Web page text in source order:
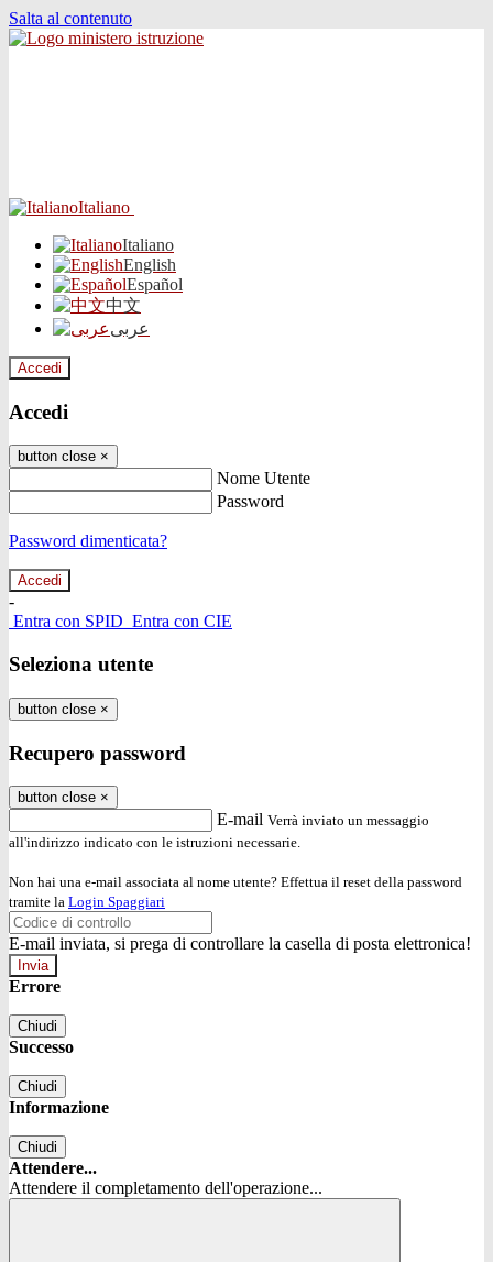
Salta al contenuto
Italiano
Italiano
English
Español
中文
عربى
Accedi
Accedi
button close ×
Nome Utente
Password
Password dimenticata?
-
Entra con SPID Entra con CIE
Seleziona utente
button close ×
Recupero password
button close ×
E-mail Verrà inviato un messaggio
all'indirizzo indicato con le istruzioni necessarie.
Non hai una e-mail associata al nome utente? Effettua il reset della password
tramite la Login Spaggiari
E-mail inviata, si prega di controllare la casella di posta elettronica!
Errore
Chiudi
Successo
Chiudi
Informazione
Chiudi
Attendere...
Attendere il completamento dell'operazione...